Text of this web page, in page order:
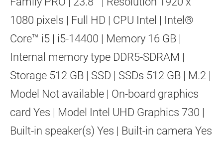
1080 pixels | Full HD | CPU Intel | Intel®
Core™ i5 | i5-14400 | Memory 16 GB |
Internal memory type DDR5-SDRAM |
Storage 512 GB | SSD | SSDs 512 GB | M.2 |
Model Not available | On-board graphics
card Yes | Model Intel UHD Graphics 730 |
Built-in speaker(s) Yes | Built-in camera Yes